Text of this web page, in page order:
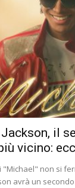
il
vicino:
"Michael" non si
avrà un